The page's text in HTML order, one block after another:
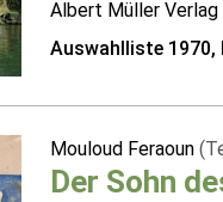
Albert Müller Verlag
Auswahlliste 1970,
Mouloud Feraoun
Der Sohn